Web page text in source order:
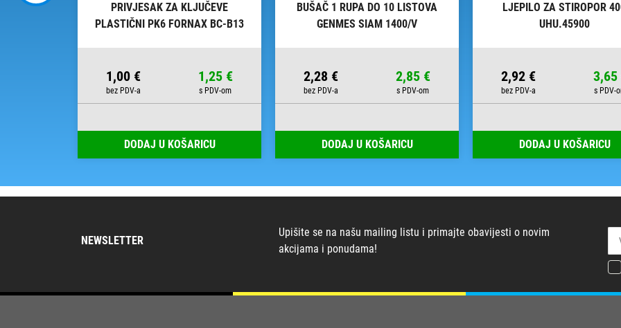
PRIVJESAK ZA KLJUČEVE
PLASTIČNI PK6 FORNAX BC-B13
1,00 € 1,25 €
DODAJ U KOŠARICU
BUŠAČ 1 RUPA DO 10 LISTOVA
GENMES SIAM 1400/V
2,28 € 2,85 €
DODAJ U KOŠARICU
LJEPILO ZA STIROPOR
UHU.45900
2,92 € 3,65
DODAJ U KOŠARICU
NEWSLETTER
Upišite se na našu mailing listu i primajte obavijesti o novim
akcijama i ponudama!